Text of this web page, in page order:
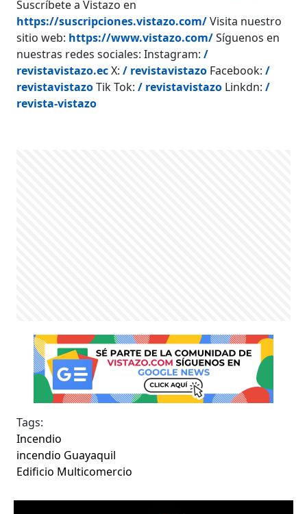
Suscríbete a Vistazo en
https://suscripciones.vistazo.com/Visita nuestro
sitio web: https://www.vistazo.com/Síguenos en
nuestras redes sociales: Instagram:/
revistavistazo.ecX:/ revistavistazo Facebook:/
revistavistazoTik Tok:/ revistavistazo Linkdn:/
revista-vistazo
Tags:
Incendio
incendio Guayaquil
Edificio Multicomercio